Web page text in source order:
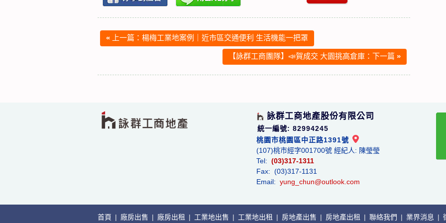
« 上一篇：楊梅工業地案例｜近市區交通便利 生活機能一把罩
【詠群工商團隊】📣賀成交 大園挑高倉庫：下一篇 »
詠群工商地產股份有限公司
統一編號: 82994245
桃園市桃園區中正路1391號
(107)桃市經字001700號 經紀人: 陳瑩瑩
Tel: (03)317-1311
Fax: (03)317-1131
Email: yung_chun@outlook.com
首頁 | 廠房出售 | 廠房出租 | 工業地出售 | 工業地出租 | 房地產出售 | 房地產出租 | 聯絡我們 | 業界消息 |